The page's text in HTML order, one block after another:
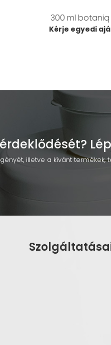
300 ml botaniq
Kérje egyedi
illetve a kívánt